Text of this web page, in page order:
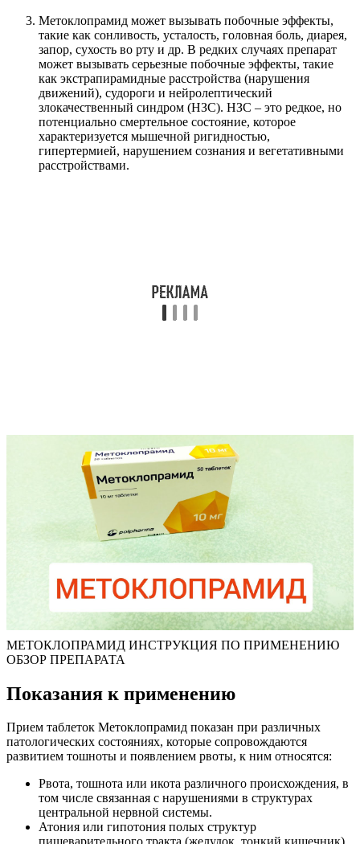
Метоклопрамид может вызывать побочные эффекты,
такие как сонливость, усталость, головная боль, диарея,
запор, сухость во рту и др. В редких случаях препарат
может вызывать серьезные побочные эффекты, такие
как экстрапирамидные расстройства (нарушения
движений), судороги и нейролептический
злокачественный синдром (НЗС). НЗС – это редкое, но
потенциально смертельное состояние, которое
характеризуется мышечной ригидностью,
гипертермией, нарушением сознания и вегетативными
расстройствами.
МЕТОКЛОПРАМИД ИНСТРУКЦИЯ ПО ПРИМЕНЕНИЮ
ОБЗОР ПРЕПАРАТА
Показания к применению
Прием таблеток Метоклопрамид показан при различных
патологических состояниях, которые сопровождаются
развитием тошноты и появлением рвоты, к ним относятся:
Рвота, тошнота или икота различного происхождения, в
том числе связанная с нарушениями в структурах
центральной нервной системы.
Атония или гипотония полых структур